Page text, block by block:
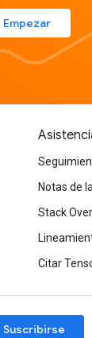
Empezar
Notas de
Stack
Citar
Suscribirse